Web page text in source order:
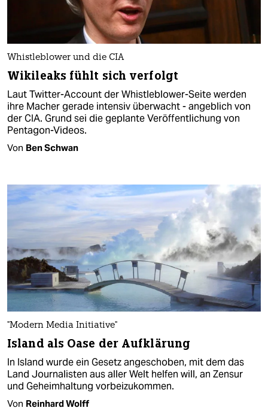
Whistleblower und die CIA
Wikileaks fühlt sich verfolgt
Laut Twitter-Account der Whistleblower-Seite werden
ihre Macher gerade intensiv überwacht - angeblich von
der CIA. Grund sei die geplante Veröffentlichung von
Pentagon-Videos.
Von Ben Schwan
"Modern Media Initiative"
Island als Oase der Aufklärung
In Island wurde ein Gesetz angeschoben, mit dem das
Land Journalisten aus aller Welt helfen will, an Zensur
und Geheimhaltung vorbeizukommen.
Von Reinhard Wolff